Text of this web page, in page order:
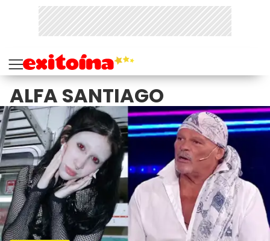
ALFA SANTIAGO